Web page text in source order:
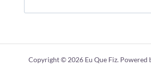
Copyright © 2026 Eu Que Fiz. Powered